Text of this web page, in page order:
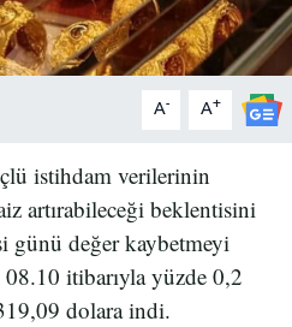
A- A+
istihdam verilerinin
artırabileceği beklentisini
günü değer kaybetmeyi
itibarıyla yüzde 0,2
dolara indi.